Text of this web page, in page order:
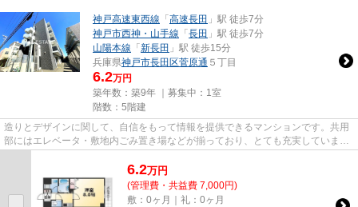
神戸高速東西線 「 高速長田 」駅 徒歩7分
神戸市西神・山手線 「 長田 」駅 徒歩7分
山陽本線 「 新長田 」駅 徒歩15分
兵庫県神戸市長田区菅原通 ５丁目
6.2万円
築年数：築9年 ｜募集中： 1室
階数：5階建
造りとデザインに関して、自信をもって情報を提供できるマンションです。共用
部にはエレベータ・敷地内ごみ置き場などが揃っており、とても充実していま
6.2万円
(管理費・共益費 7,000円)
敷：0ヶ月｜礼：0ヶ月